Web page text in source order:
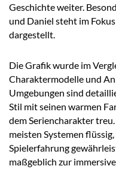
Geschichte weiter.
und Daniel steht im
dargestellt.
Die Grafik wurde im
Charaktermodelle und
Umgebungen sind
Stil mit seinen warmen
dem Seriencharakter
meisten Systemen
Spielerfahrung
maßgeblich zur